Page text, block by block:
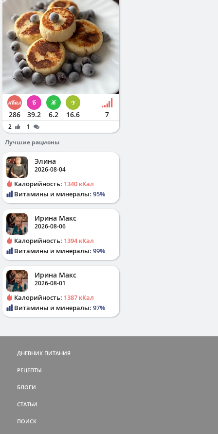
286 39.2 6.2 16.6 7
2
1
Лучшие рационы
Элина
2026-08-04
Калорийность: 1340 кКал
Витамины и минералы: 95%
Ирина Макс
2026-08-06
Калорийность: 1394 кКал
Витамины и минералы: 99%
Ирина Макс
2026-08-01
Калорийность: 1387 кКал
Витамины и минералы: 97%
ДНЕВНИК ПИТАНИЯ
РЕЦЕПТЫ
БЛОГИ
СТАТЬИ
ПОИСК